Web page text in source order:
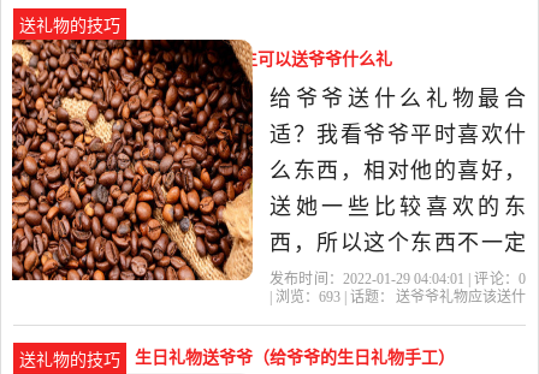
物特别的好，老人没事了
可以听听收音机晚上太黑
了还有手柄那里还有手电
筒，对于..
送礼物的技巧
送爷爷礼物应该送什么（小学生可以送爷爷什么礼
物）
给爷爷送什么礼物最合
适？我看爷爷平时喜欢什
么东西，相对他的喜好，
送她一些比较喜欢的东
西，所以这个东西不一定
很贵重，但是一定有一份
呢？步骤/方法 第一，有用
发布时间：2022-01-29 04:04:01 | 评论： 0
| 浏览： 693 | 话题：
送爷爷礼物应该送什
送礼物的技巧 生日礼物送爷爷（给爷爷的生日礼物手工）